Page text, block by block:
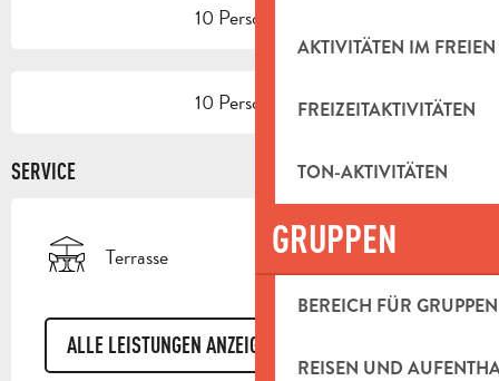
AKTIVITÄTEN IM FREIEN
FREIZEITAKTIVITÄTEN
TON-AKTIVITÄTEN
GRUPPEN
BEREICH FÜR GRUPPEN
REISEN UND
10 Person(en)
10 Person(en)
SERVICE
Terrasse
ALLE LEISTUNGEN ANZEIGEN